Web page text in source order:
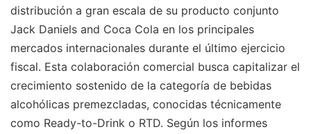
distribución a gran escala de su producto conjunto
Jack Daniels and Coca Cola en los principales
mercados internacionales durante el último ejercicio
fiscal. Esta colaboración comercial busca capitalizar el
crecimiento sostenido de la categoría de bebidas
alcohólicas premezcladas, conocidas técnicamente
como Ready-to-Drink o RTD. Según los informes